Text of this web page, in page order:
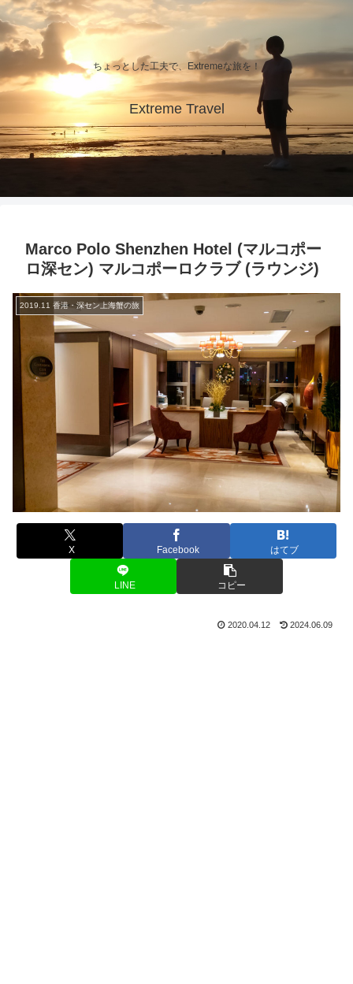
ちょっとした工夫で、Extremeな旅を！
Extreme Travel
Marco Polo Shenzhen Hotel (マルコポー
ロ深セン) マルコポーロクラブ (ラウンジ)
2019.11 香港・深セン上海蟹の旅
X Facebook はてブ
LINE コピー
2020.04.12 2024.06.09